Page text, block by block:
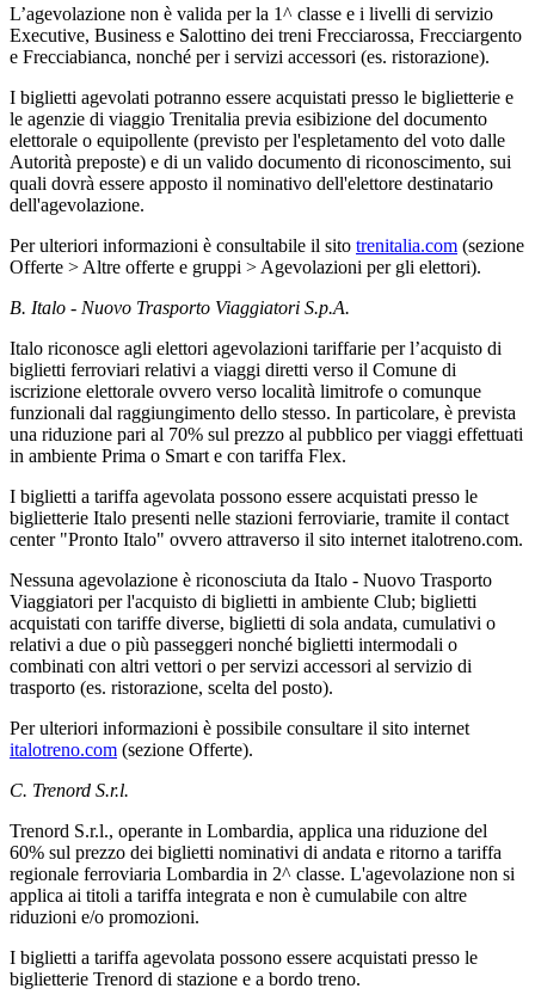
L’agevolazione non è valida per la 1^ classe e i livelli di servizio
Executive, Business e Salottino dei treni Frecciarossa, Frecciargento
e Frecciabianca, nonché per i servizi accessori (es. ristorazione).
I biglietti agevolati potranno essere acquistati presso le biglietterie e
le agenzie di viaggio Trenitalia previa esibizione del documento
elettorale o equipollente (previsto per l'espletamento del voto dalle
Autorità preposte) e di un valido documento di riconoscimento, sui
quali dovrà essere apposto il nominativo dell'elettore destinatario
dell'agevolazione.
Per ulteriori informazioni è consultabile il sito trenitalia.com (sezione
Offerte > Altre offerte e gruppi > Agevolazioni per gli elettori).
B. Italo - Nuovo Trasporto Viaggiatori S.p.A.
Italo riconosce agli elettori agevolazioni tariffarie per l’acquisto di
biglietti ferroviari relativi a viaggi diretti verso il Comune di
iscrizione elettorale ovvero verso località limitrofe o comunque
funzionali dal raggiungimento dello stesso. In particolare, è prevista
una riduzione pari al 70% sul prezzo al pubblico per viaggi effettuati
in ambiente Prima o Smart e con tariffa Flex.
I biglietti a tariffa agevolata possono essere acquistati presso le
biglietterie Italo presenti nelle stazioni ferroviarie, tramite il contact
center "Pronto Italo" ovvero attraverso il sito internet italotreno.com.
Nessuna agevolazione è riconosciuta da Italo - Nuovo Trasporto
Viaggiatori per l'acquisto di biglietti in ambiente Club; biglietti
acquistati con tariffe diverse, biglietti di sola andata, cumulativi o
relativi a due o più passeggeri nonché biglietti intermodali o
combinati con altri vettori o per servizi accessori al servizio di
trasporto (es. ristorazione, scelta del posto).
Per ulteriori informazioni è possibile consultare il sito internet
italotreno.com (sezione Offerte).
C. Trenord S.r.l.
Trenord S.r.l., operante in Lombardia, applica una riduzione del
60% sul prezzo dei biglietti nominativi di andata e ritorno a tariffa
regionale ferroviaria Lombardia in 2^ classe. L'agevolazione non si
applica ai titoli a tariffa integrata e non è cumulabile con altre
riduzioni e/o promozioni.
I biglietti a tariffa agevolata possono essere acquistati presso le
biglietterie Trenord di stazione e a bordo treno.